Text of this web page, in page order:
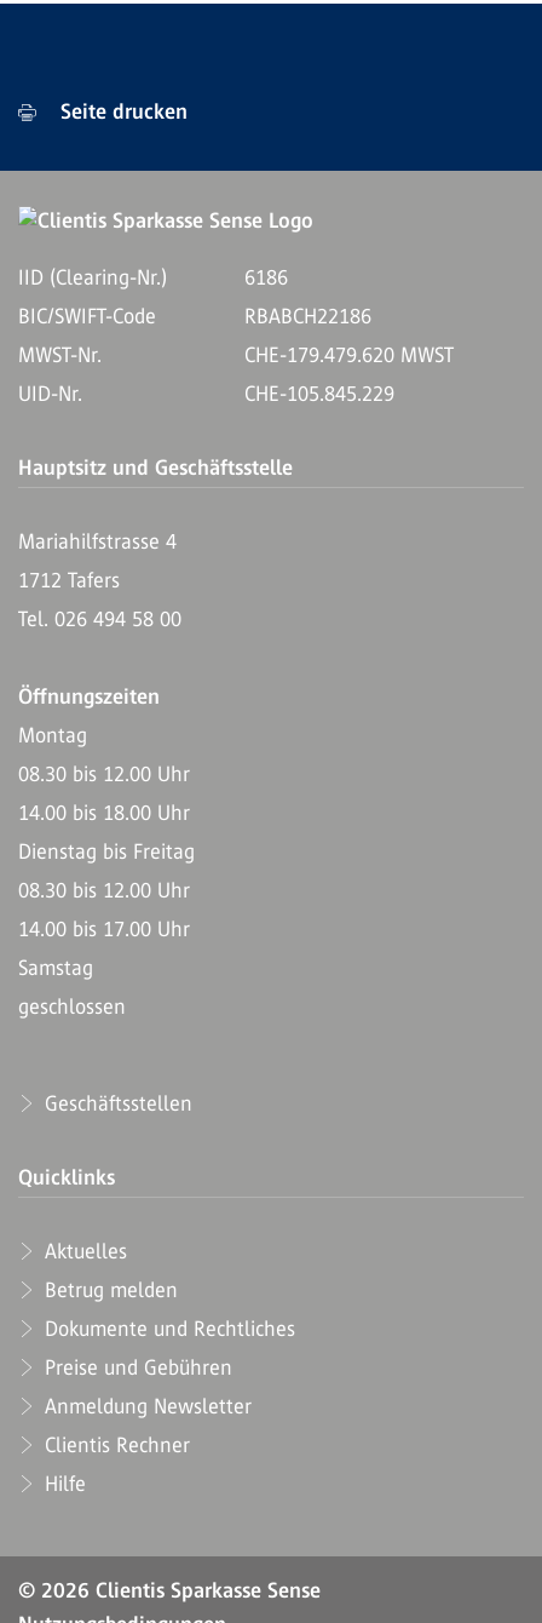
Seite drucken
IID (Clearing-Nr.)
6186
BIC/SWIFT-Code
RBABCH22186
MWST-Nr.
CHE-179.479.620 MWST
UID-Nr.
CHE-105.845.229
Hauptsitz und Geschäftsstelle
Mariahilfstrasse 4
1712 Tafers
Tel. 026 494 58 00
Öffnungszeiten
Montag
08.30 bis 12.00 Uhr
14.00 bis 18.00 Uhr
Dienstag bis Freitag
08.30 bis 12.00 Uhr
14.00 bis 17.00 Uhr
Samstag
geschlossen
Geschäftsstellen
Quicklinks
Aktuelles
Betrug melden
Dokumente und Rechtliches
Preise und Gebühren
Anmeldung Newsletter
Clientis Rechner
Hilfe
© 2026 Clientis Sparkasse Sense